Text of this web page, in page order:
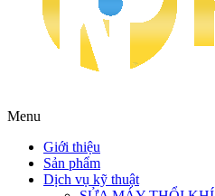
Menu
Giới thiệu
Sản phẩm
Dịch vụ kỹ thuật